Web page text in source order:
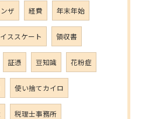
ザ 経費 年末年始
ススケート 領収書
証憑 豆知識 花粉症
使い捨てカイロ
税理士事務所